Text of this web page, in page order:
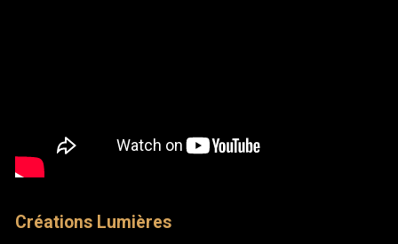
Créations Lumières